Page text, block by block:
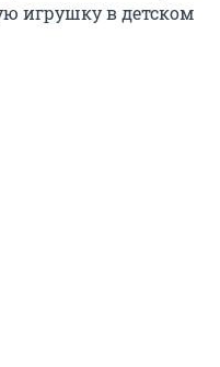
игрушку в детском